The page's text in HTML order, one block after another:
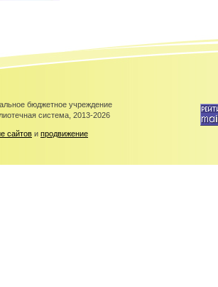
бюджетное учреждение
система, 2013-2026
сайтов и продвижение